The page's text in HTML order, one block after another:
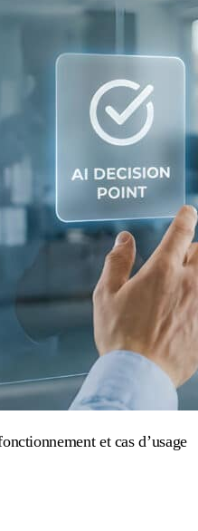
et cas d’usage